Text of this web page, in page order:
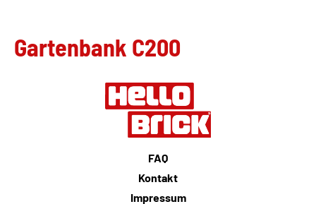
Gartenbank C200
FAQ
Kontakt
Impressum